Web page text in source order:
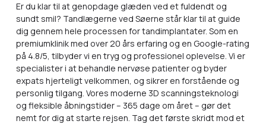
Er du klar til at genopdage glæden ved et fuldendt og
sundt smil? Tandlægerne ved Søerne står klar til at guide
dig gennem hele processen for tandimplantater. Som en
premiumklinik med over 20 års erfaring og en Google-rating
på 4.8/5, tilbyder vi en tryg og professionel oplevelse. Vi er
specialister i at behandle nervøse patienter og byder
expats hjerteligt velkommen, og sikrer en forstående og
personlig tilgang. Vores moderne 3D scanningsteknologi
og fleksible åbningstider – 365 dage om året – gør det
nemt for dig at starte rejsen. Tag det første skridt mod et